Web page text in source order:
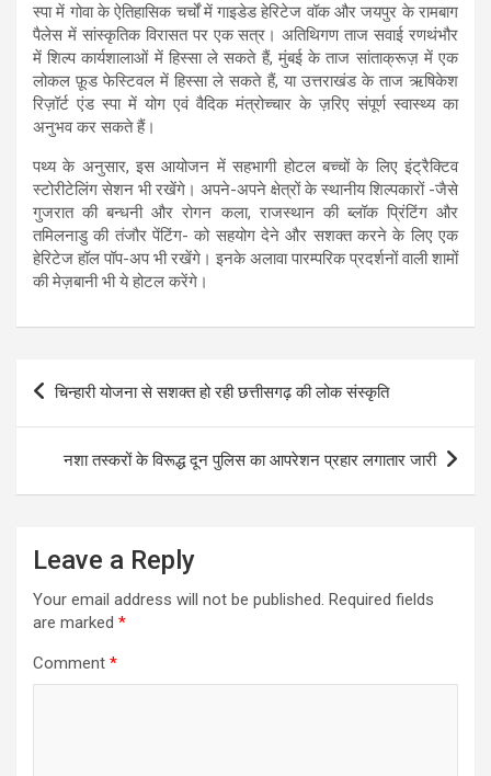
स्पा में गोवा के ऐतिहासिक चर्चों में गाइडेड हेरिटेज वॉक और जयपुर के रामबाग
पैलेस में सांस्कृतिक विरासत पर एक सत्र। अतिथिगण ताज सवाई रणथंभौर
में शिल्प कार्यशालाओं में हिस्सा ले सकते हैं, मुंबई के ताज सांताक्रूज़ में एक
लोकल फ़ूड फेस्टिवल में हिस्सा ले सकते हैं, या उत्तराखंड के ताज ऋषिकेश
रिज़ॉर्ट एंड स्पा में योग एवं वैदिक मंत्रोच्चार के ज़रिए संपूर्ण स्वास्थ्य का
अनुभव कर सकते हैं।
पथ्य के अनुसार, इस आयोजन में सहभागी होटल बच्चों के लिए इंट्रैक्टिव
स्टोरीटेलिंग सेशन भी रखेंगे। अपने-अपने क्षेत्रों के स्थानीय शिल्पकारों -जैसे
गुजरात की बन्धनी और रोगन कला, राजस्थान की ब्लॉक प्रिंटिंग और
तमिलनाडु की तंजौर पेंटिंग- को सहयोग देने और सशक्त करने के लिए एक
हेरिटेज हॉल पॉप-अप भी रखेंगे। इनके अलावा पारम्परिक प्रदर्शनों वाली शामों
की मेज़बानी भी ये होटल करेंगे।
Post
चिन्हारी योजना से सशक्त हो रही छत्तीसगढ़ की लोक संस्कृति
नशा तस्करों के विरूद्ध दून पुलिस का आपरेशन प्रहार लगातार जारी
Leave a Reply
Your email address will not be published. Required fields
are marked *
Comment *